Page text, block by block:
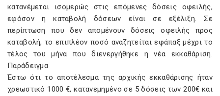
κατανέμεται ισομερώς στις επόμενες δόσεις οφειλής,
εφόσον η καταβολή δόσεων είναι σε εξέλιξη. Σε
περίπτωση που δεν απομένουν δόσεις οφειλής προς
καταβολή, το επιπλέον ποσό αναζητείται εφάπαξ μέχρι το
τέλος του μήνα που διενεργήθηκε η νέα εκκαθάριση.
Παράδειγμα
Έστω ότι το αποτέλεσμα της αρχικής εκκαθάρισης ήταν
χρεωστικό 1000 €, κατανεμημένο σε 5 δόσεις των 200€ και